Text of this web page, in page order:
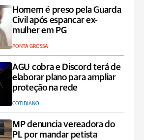
Homem é preso pela Guarda
Civil após espancar ex-
mulher em PG
PONTA GROSSA
AGU cobra e Discord terá de
elaborar plano para ampliar
proteção na rede
COTIDIANO
MP denuncia vereadora do
PL por mandar petista